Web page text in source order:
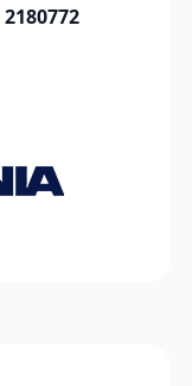
2180772